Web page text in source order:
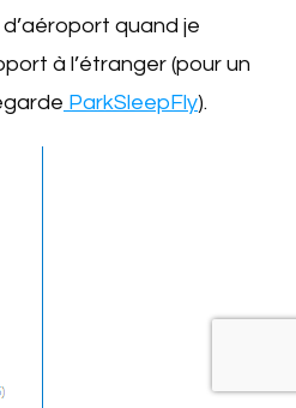
quand je
à l’étranger (pour un
ParkSleepFly).